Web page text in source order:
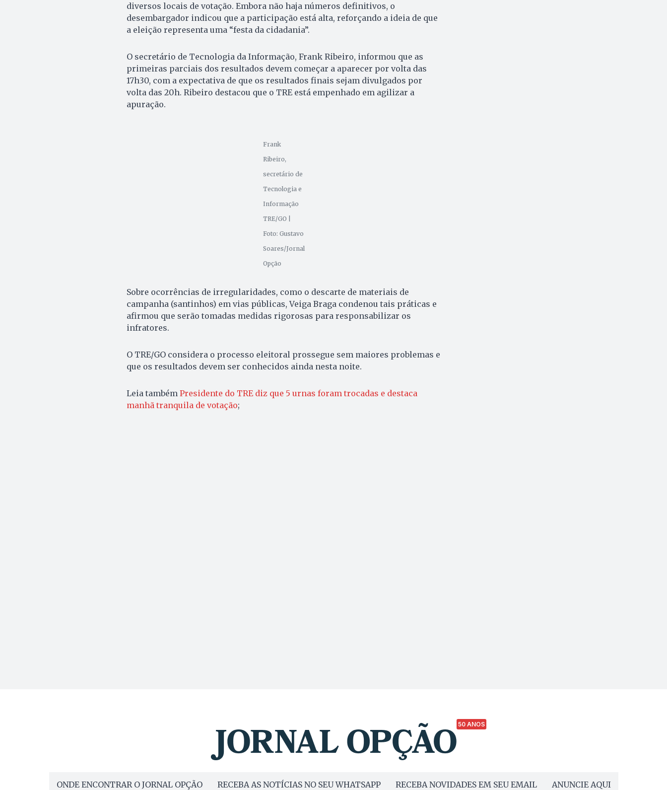
diversos locais de votação. Embora não haja números definitivos, o
desembargador indicou que a participação está alta, reforçando a ideia de que
a eleição representa uma “festa da cidadania”.
O secretário de Tecnologia da Informação, Frank Ribeiro, informou que as
primeiras parciais dos resultados devem começar a aparecer por volta das
17h30, com a expectativa de que os resultados finais sejam divulgados por
volta das 20h. Ribeiro destacou que o TRE está empenhado em agilizar a
apuração.
Frank
Ribeiro,
secretário de
Tecnologia e
Informação
TRE/GO |
Foto: Gustavo
Soares/Jornal
Opção
Sobre ocorrências de irregularidades, como o descarte de materiais de
campanha (santinhos) em vias públicas, Veiga Braga condenou tais práticas e
afirmou que serão tomadas medidas rigorosas para responsabilizar os
infratores.
O TRE/GO considera o processo eleitoral prossegue sem maiores problemas e
que os resultados devem ser conhecidos ainda nesta noite.
Leia também Presidente do TRE diz que 5 urnas foram trocadas e destaca
manhã tranquila de votação;
50 ANOS
ONDE ENCONTRAR O JORNAL OPÇÃO RECEBA AS NOTÍCIAS NO SEU WHATSAPP RECEBA NOVIDADES EM SEU EMAIL ANUNCIE AQUI